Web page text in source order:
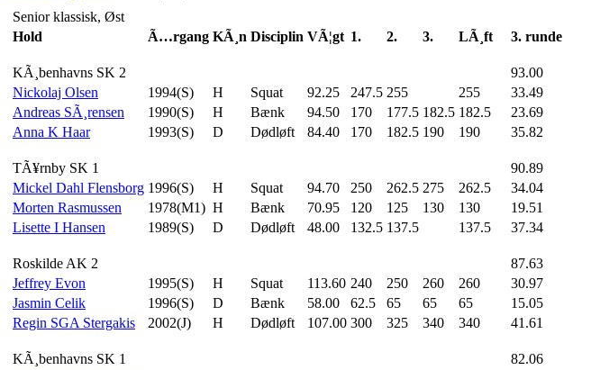
Senior klassisk, Øst
Hold
Ã…rgang KÃ¸n Disciplin VÃ¦gt 1. 2. 3. LÃ¸ft 3. runde
KÃ¸benhavns SK 2
93.00
Nickolaj Olsen
1994(S) H Squat 92.25 247.5 255 255
33.49
Andreas SÃ¸rensen
1990(S) H Bænk 94.50 170 177.5 182.5 182.5
23.69
Anna K Haar
1993(S) D Dødløft 84.40 170 182.5 190 190 35.82
TÃ¥rnby SK 1
90.89
Mickel Dahl Flensborg 1996(S) H Squat 94.70 250 262.5 275 262.5
34.04
Morten Rasmussen
1978(M1) H Bænk 70.95 120 125 130 130
19.51
Lisette I Hansen
1989(S) D Dødløft 48.00 132.5 137.5 137.5 37.34
Roskilde AK 2
87.63
Jeffrey Evon
1995(S) H Squat 113.60 240 250 260 260
30.97
Jasmin Celik
1996(S) D Bænk 58.00 62.5 65 65 65
15.05
Regin SGA Stergakis
2002(J) H Dødløft 107.00 300 325 340 340 41.61
KÃ¸benhavns SK 1
82.06